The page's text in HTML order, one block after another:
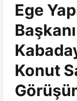
Ege
Konut